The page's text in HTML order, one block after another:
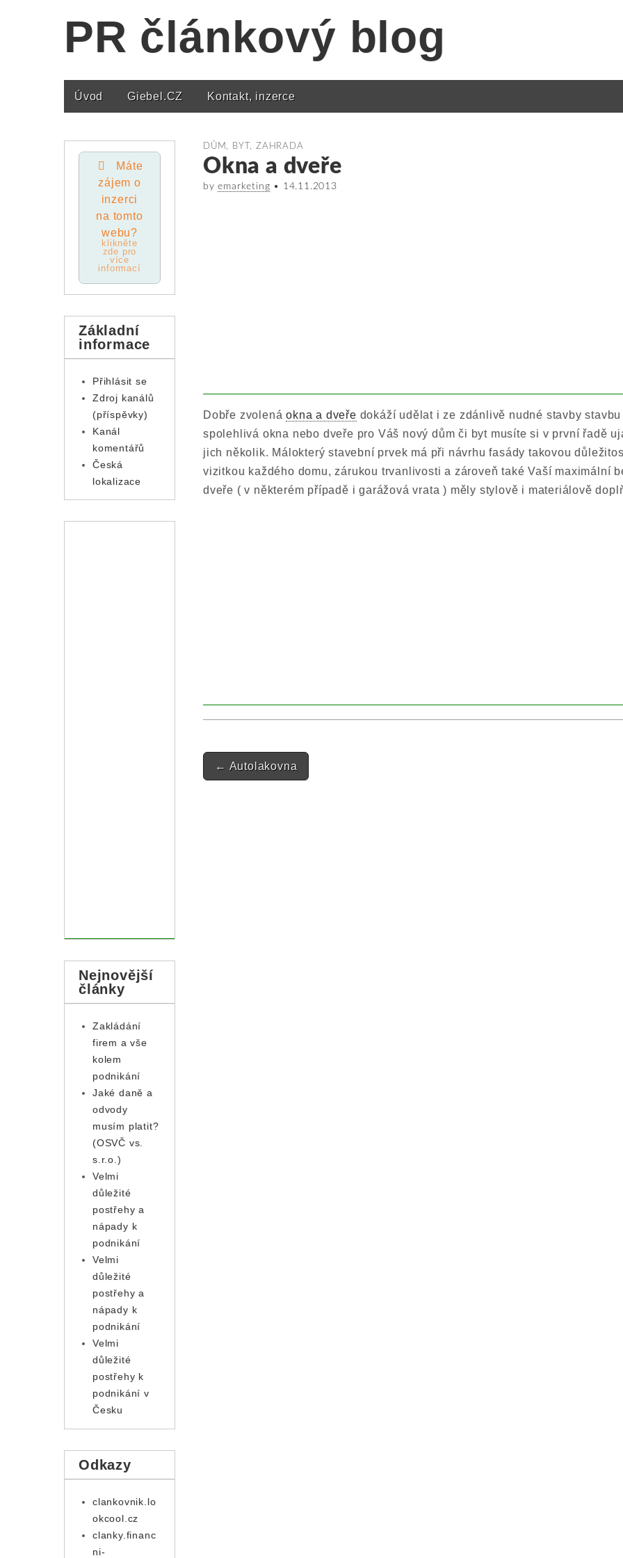
PR článkový blog
Main menu
Úvod Giebel.CZ Kontakt, inzerce
DŮM, BYT, ZAHRADA
Okna a dveře
byemarketing • 14.11.2013
Dobře zvolenáokna a dveře dokáží udělat i ze zdánlivě nudné stavby
spolehlivá okna nebo dveře pro Váš nový dům či byt musíte si v první řadě
jich několik. Málokterý stavební prvek má při návrhu fasády takovou
vizitkou každého domu, zárukou trvanlivosti a zároveň také Vaší maximální
dveře ( v některém případě i garážová vrata ) měly stylově i materiálově
Post navigation
← Autolakovna
Máte
zájem o
inzerci
na tomto
webu?
klikněte
zde pro
více
informací
Základní
informace
Přihlásit se
Zdroj kanálů
(příspěvky)
Kanál
komentářů
Česká
lokalizace
Nejnovější
články
Zakládání
firem a vše
kolem
podnikání
Jaké daně a
odvody
musím platit?
(OSVČ vs.
s.r.o.)
Velmi
důležité
postřehy a
nápady k
podnikání
Velmi
důležité
postřehy a
nápady k
podnikání
Velmi
důležité
postřehy k
podnikání v
Česku
Odkazy
clankovnik.lo
okcool.cz
clanky.financ
ni-